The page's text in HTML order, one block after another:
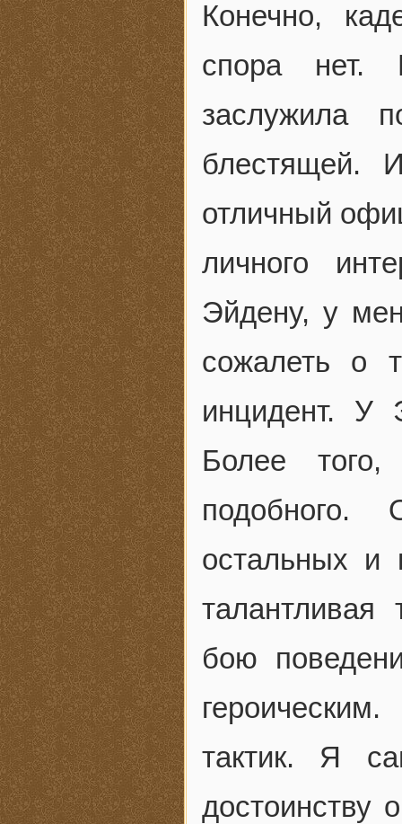
Конечно,
спора нет.
заслужила
блестящей.
отличный
личного
Эйдену, у
сожалеть о
инцидент. У
Более
остальных и
бою
тактик. Я
достоинству